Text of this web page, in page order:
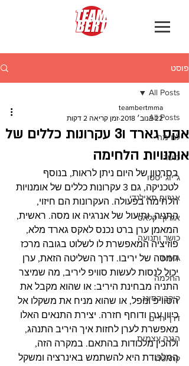
פוסט
All Posts
לחימה
כושר
ג׳יוג׳יטסו
אגרוף תאילנדי
אגרוף קלאסי
כושר ותנועה
MMA
החלמה
קיקבוקסינג
דרך חיים
הגנה עצמית
קראטה
All Posts
אקס גארד ו3 עקרונות כללים של
אומנויות הלחימה
teambertmma
22 בנוב׳ 2018
זמן קריאה 2 דקות
בסרטון של היום ניתן לראות, בנוסף
לטכניקה, גם 3 עקרונות כללים של אומנויות
הלחימה בפעולה. העקרונות הם חיזוי,
התניה, ותיעול של אנרגיה או מסה. ראשית,
המאמן ערן ברט נכנס לאקס גארד מלא,
פוזיציה המאפשרת לו לשלוט בגובה מרכז
המסה של יריבו. דרך השליטה הזאת, ערן
יכול לנסות לעשות סוויפ ליריב, מה שמיצר
התניה מבחינת היריב: או שהוא מקבל את
הסוויפ ונופל, או שהוא מניח את משקלו אל
כיוון ערן ודוחף חזרה. יצירת התנאים האלו
מאפשרת לערן לחזות איך היריב התנהג,
ולהכין מלכודות בהתאם. במקרה הזה,
המלכודת היא להשתמש באינרציה ומשקל